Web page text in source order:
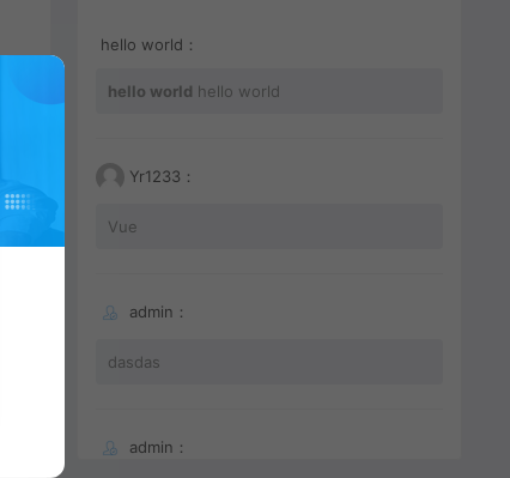
hello world：
hello world hello world
Yr1233：
Vue
admin：
dasdas
admin：